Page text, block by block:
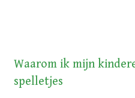
Waarom ik mijn
spelletjes